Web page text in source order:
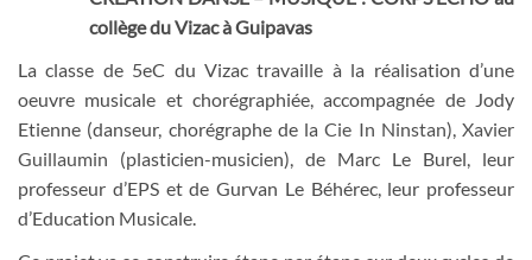
collège du Vizac à Guipavas
La classe de 5eC du Vizac travaille à la réalisation d’une
oeuvre musicale et chorégraphiée, accompagnée de Jody
Etienne (danseur, chorégraphe de laCie In Ninstan), Xavier
Guillaumin (plasticien-musicien), de Marc Le Burel, leur
professeur d’EPS et de Gurvan Le Béhérec, leur professeur
d’Education Musicale.